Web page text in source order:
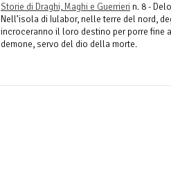
Storie di Draghi, Maghi e Guerrieri n. 8 -
Nell’isola di Iulabor, nelle terre del nord,
incroceranno il loro destino per porre fine
demone, servo del dio della morte.